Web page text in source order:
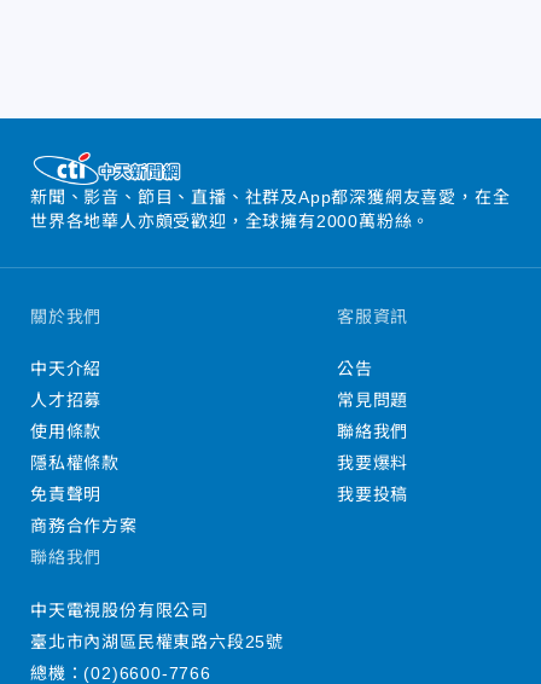
新聞、影音、節目、直播、社群及App都深獲網友喜愛，在全
世界各地華人亦頗受歡迎，全球擁有2000萬粉絲。
關於我們
中天介紹
人才招募
使用條款
隱私權條款
免責聲明
商務合作方案
客服資訊
公告
常見問題
聯絡我們
我要爆料
我要投稿
聯絡我們
中天電視股份有限公司
臺北市內湖區民權東路六段25號
總機：(02)6600-7766